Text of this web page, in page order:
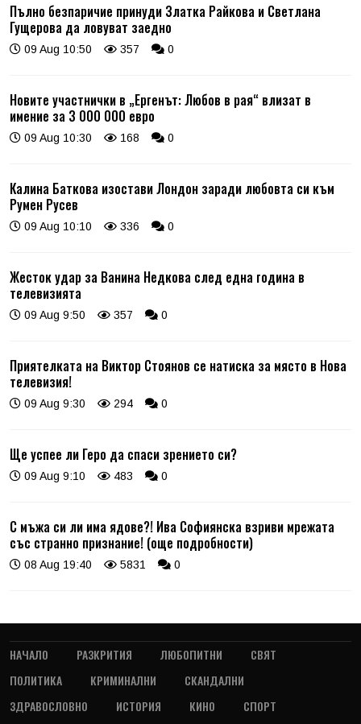
Пълно безпаричие принуди Златка Райкова и Светлана
Гущерова да ловуват заедно
09 Aug 10:50 357 0
Новите участнички в „Ергенът: Любов в рая“ влизат в
имение за 3 000 000 евро
09 Aug 10:30 168 0
Калина Баткова изостави Лондон заради любовта си към
Румен Русев
09 Aug 10:10 336 0
Жесток удар за Ванина Недкова след една година в
телевизията
09 Aug 9:50 357 0
Приятелката на Виктор Стоянов се натиска за място в Нова
телевизия!
09 Aug 9:30 294 0
Ще успее ли Геро да спаси зрението си?
09 Aug 9:10 483 0
С мъжа си ли има ядове?! Ива Софиянска взриви мрежата
със странно признание! (още подробности)
08 Aug 19:40 5831 0
НАЧАЛО РАЗКРИТИЯ ЛЮБОПИТНИ
СВЯТ
ПОЛИТИКА
КРИМИНАЛНИ
СКАНДАЛНИ
ЗДРАВОСЛОВНО
ИСТОРИЯ КИНО
СПОРТ